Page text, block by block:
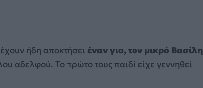
έχουν ήδη αποκτήσει έναν γιο, τον μικρό Βασίλη
αδελφού. Το πρώτο τους παιδί είχε γεννηθεί